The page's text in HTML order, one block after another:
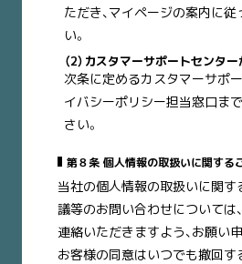
ただき、マイページの案内に
い。
（2）カスタマーサポートセンタ
次条に定めるカスタマーサポ
イバシーポリシー担当窓口ま
さい。
第８条 個人情報の取扱いに関する
当社の個人情報の取扱いに関す
議等のお問い合わせについては
連絡いただきますよう、お願い
お客様の同意はいつでも撤回す